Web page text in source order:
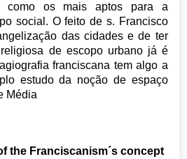
como os mais aptos para a
social. O feito de s. Francisco
das cidades e de ter
de escopo urbano já é
franciscana tem algo a
estudo da noção de espaço
Média
the Franciscanism´s concept